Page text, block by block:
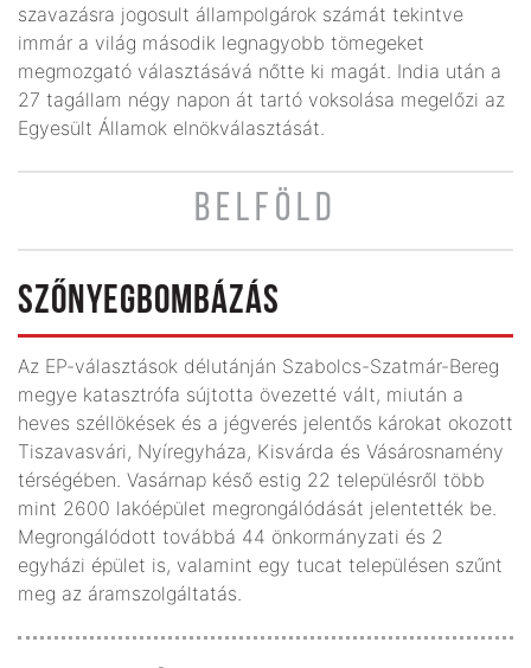
szavazásra jogosult állampolgárok számát tekintve
immár a világ második legnagyobb tömegeket
megmozgató választásává nőtte ki magát. India után a
27 tagállam négy napon át tartó voksolása megelőzi az
Egyesült Államok elnökválasztását.
BELFÖLD
SZŐNYEGBOMBÁZÁS
Az EP-választások délutánján Szabolcs-Szatmár-Bereg
megye katasztrófa sújtotta övezetté vált, miután a
heves széllökések és a jégverés jelentős károkat okozott
Tiszavasvári, Nyíregyháza, Kisvárda és Vásárosnamény
térségében. Vasárnap késő estig 22 településről több
mint 2600 lakóépület megrongálódását jelentették be.
Megrongálódott továbbá 44 önkormányzati és 2
egyházi épület is, valamint egy tucat településen szűnt
meg az áramszolgáltatás.